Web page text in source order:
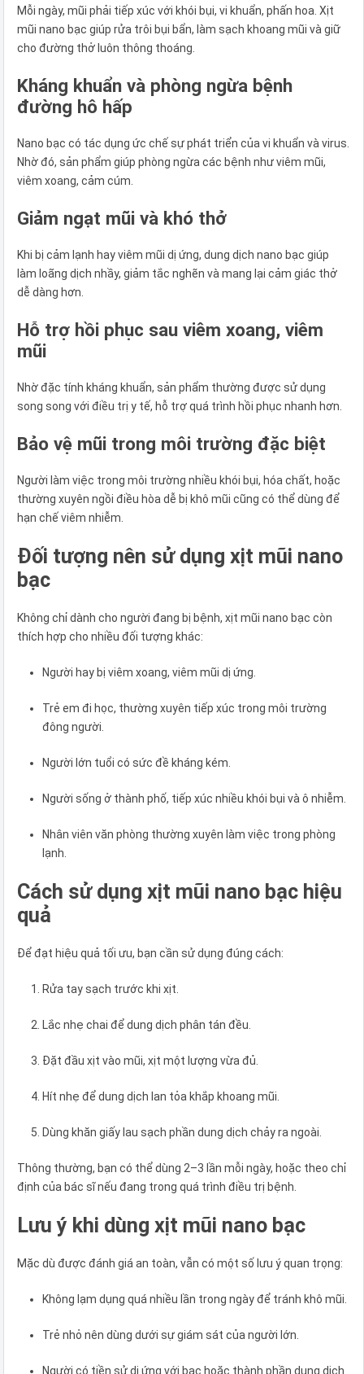
Mỗi ngày, mũi phải tiếp xúc với khói bụi, vi khuẩn, phấn hoa. Xịt
mũi nano bạc giúp rửa trôi bụi bẩn, làm sạch khoang mũi và giữ
cho đường thở luôn thông thoáng.
Kháng khuẩn và phòng ngừa bệnh
đường hô hấp
Nano bạc có tác dụng ức chế sự phát triển của vi khuẩn và virus.
Nhờ đó, sản phẩm giúp phòng ngừa các bệnh như viêm mũi,
viêm xoang, cảm cúm.
Giảm ngạt mũi và khó thở
Khi bị cảm lạnh hay viêm mũi dị ứng, dung dịch nano bạc giúp
làm loãng dịch nhầy, giảm tắc nghẽn và mang lại cảm giác thở
dễ dàng hơn.
Hỗ trợ hồi phục sau viêm xoang, viêm
mũi
Nhờ đặc tính kháng khuẩn, sản phẩm thường được sử dụng
song song với điều trị y tế, hỗ trợ quá trình hồi phục nhanh hơn.
Bảo vệ mũi trong môi trường đặc biệt
Người làm việc trong môi trường nhiều khói bụi, hóa chất, hoặc
thường xuyên ngồi điều hòa dễ bị khô mũi cũng có thể dùng để
hạn chế viêm nhiễm.
Đối tượng nên sử dụng xịt mũi nano
bạc
Không chỉ dành cho người đang bị bệnh, xịt mũi nano bạc còn
thích hợp cho nhiều đối tượng khác:
Người hay bị viêm xoang, viêm mũi dị ứng.
Trẻ em đi học, thường xuyên tiếp xúc trong môi trường
đông người.
Người lớn tuổi có sức đề kháng kém.
Người sống ở thành phố, tiếp xúc nhiều khói bụi và ô nhiễm.
Nhân viên văn phòng thường xuyên làm việc trong phòng
lạnh.
Cách sử dụng xịt mũi nano bạc hiệu
quả
Để đạt hiệu quả tối ưu, bạn cần sử dụng đúng cách:
Rửa tay sạch trước khi xịt.
Lắc nhẹ chai để dung dịch phân tán đều.
Đặt đầu xịt vào mũi, xịt một lượng vừa đủ.
Hít nhẹ để dung dịch lan tỏa khắp khoang mũi.
Dùng khăn giấy lau sạch phần dung dịch chảy ra ngoài.
Thông thường, bạn có thể dùng 2–3 lần mỗi ngày, hoặc theo chỉ
định của bác sĩ nếu đang trong quá trình điều trị bệnh.
Lưu ý khi dùng xịt mũi nano bạc
Mặc dù được đánh giá an toàn, vẫn có một số lưu ý quan trọng:
Không lạm dụng quá nhiều lần trong ngày để tránh khô mũi.
Trẻ nhỏ nên dùng dưới sự giám sát của người lớn.
Người có tiền sử dị ứng với bạc hoặc thành phần dung dịch